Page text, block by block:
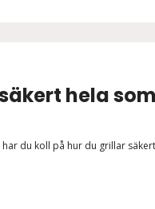
hela
du koll på hur du grillar